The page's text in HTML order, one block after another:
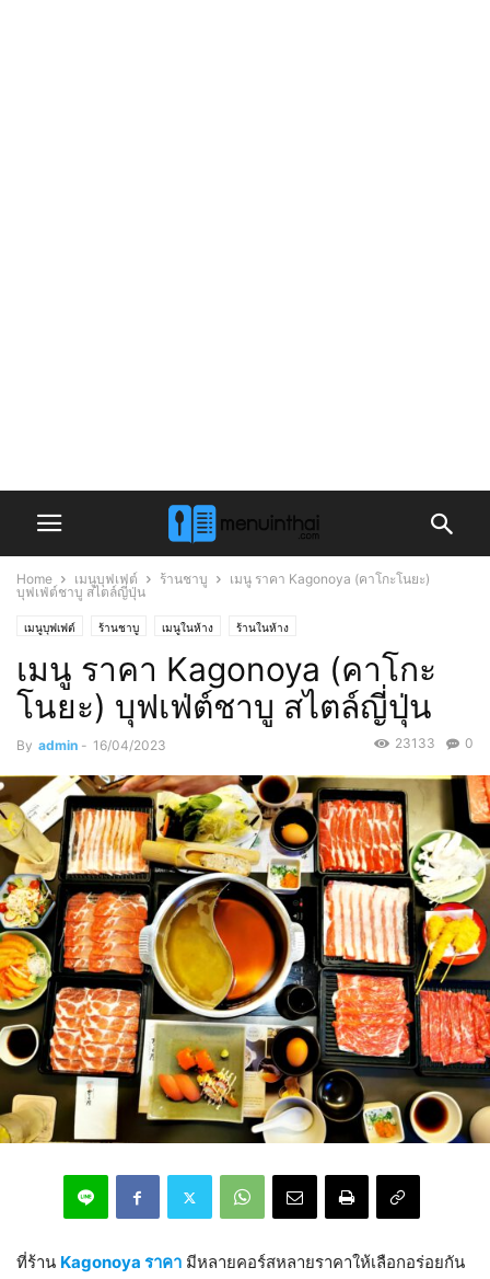
Home เมนูบุฟเฟต์ ร้านชาบู
เมนู ราคา Kagonoya (คาโกะโนยะ)
บุฟเฟ่ต์ชาบู สไตล์ญี่ปุ่น
เมนูบุฟเฟต์ ร้านชาบู เมนูในห้าง ร้านในห้าง
เมนู ราคา Kagonoya (คาโกะ
โนยะ) บุฟเฟ่ต์ชาบู สไตล์ญี่ปุ่น
By admin - 16/04/2023 0
23133
ที่ร้าน Kagonoya ราคา มีหลายคอร์สหลายราคาให้เลือกอร่อยกัน